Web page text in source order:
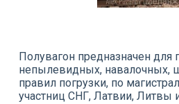
Полувагон предназначен
непылевидных, навалочных,
правил погрузки, по
участниц СНГ, Латвии, Литвы